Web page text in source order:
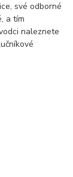
své odborné
a tím
naleznete